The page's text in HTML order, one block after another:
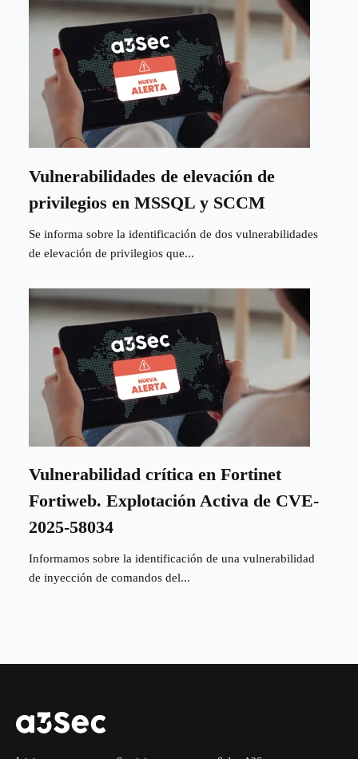
Vulnerabilidades de elevación de
privilegios en MSSQL y SCCM
Se informa sobre la identificación de dos vulnerabilidades
de elevación de privilegios que...
Vulnerabilidad crítica en Fortinet
Fortiweb. Explotación Activa de CVE-
2025-58034
Informamos sobre la identificación de una vulnerabilidad
de inyección de comandos del...